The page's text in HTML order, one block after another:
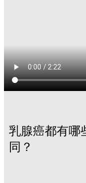
乳腺癌都有哪
同？